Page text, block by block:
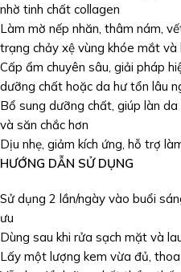
nhờ tinh chất collagen
Làm mờ nếp nhăn, thâm nám,
trạng chảy xệ vùng khóe mắt và
Cấp ẩm chuyên sâu, giải pháp
dưỡng chất hoặc da hư tổn lâu
Bổ sung dưỡng chất, giúp làn
và săn chắc hơn
Dịu nhẹ, giảm kích ứng, hỗ trợ
HƯỚNG DẪN SỬ DỤNG
Sử dụng 2 lần/ngày vào buổi
ưu
Dùng sau khi rửa sạch mặt và
Lấy một lượng kem vừa đủ,